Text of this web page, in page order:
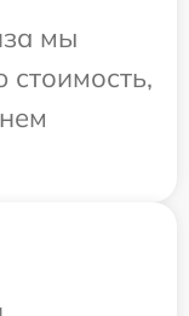
мы
стоимость,